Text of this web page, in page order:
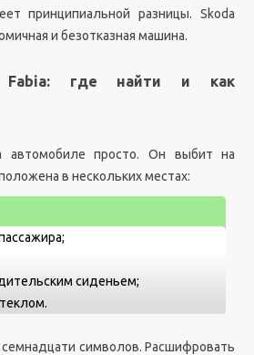
принципиальной разницы. Skoda
и безотказная машина.
Fabia: где найти и как
автомобиле просто. Он выбит на
в нескольких местах:
сиденьем;
символов. Расшифровать